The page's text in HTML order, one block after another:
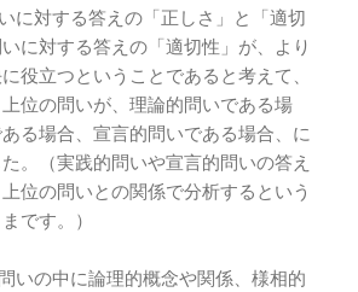
に対する答えの「正しさ」と「適切
に対する答えの「適切性」が、より
役立つということであると考えて、
位の問いが、理論的問いである場
る場合、宣言的問いである場合、に
。（実践的問いや宣言的問いの答え
位の問いとの関係で分析するという
です。）
いの中に論理的概念や関係、様相的